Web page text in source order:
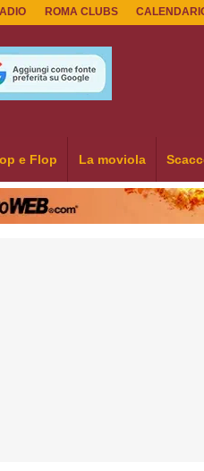
ROMA CLUBS
e Flop La moviola